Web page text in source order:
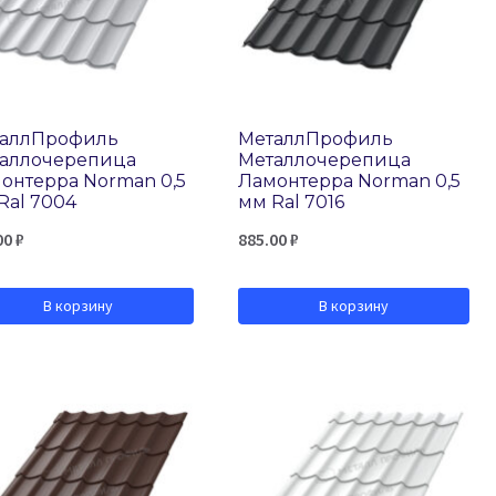
Norman 0,5
7004
₽
В корзину
МеталлПрофиль
Металлочерепица
Ламонтерра Norman 0,5
мм Ral 7016
885.00₽
В корзину